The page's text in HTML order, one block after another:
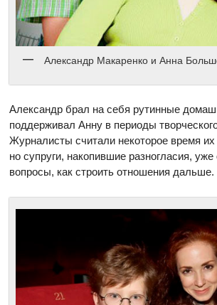
Александр Макаренко и Анна
Александр брал на себя рутинные
поддерживал Анну в периоды
Журналисты считали некоторое время
но супруги, накопившие разногласия,
вопросы, как строить отношения дальше.